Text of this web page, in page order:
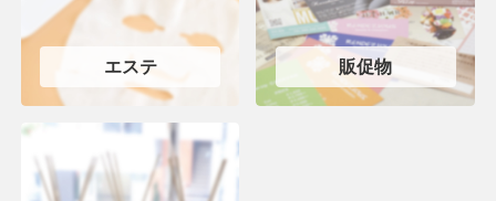
エステ 販促物